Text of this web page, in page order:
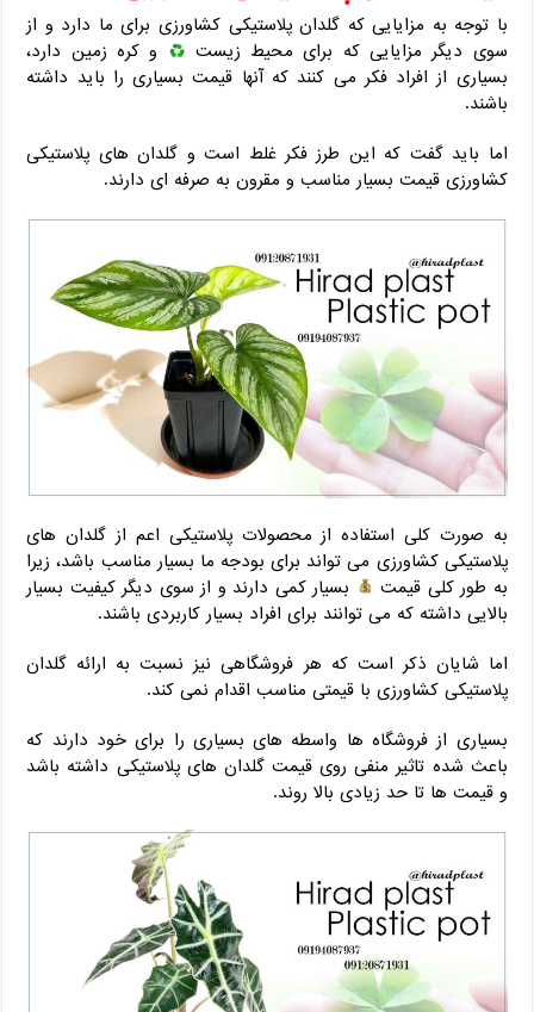
با توجه به مزایایی که گلدان پلاستیکی کشاورزی برای ما دارد و از
سوی دیگر مزایایی که برای محیط زیست
و کره زمین دارد،
بسیاری از افراد فکر می کنند که آنها قیمت بسیاری را باید داشته
باشند.
اما باید گفت که این طرز فکر غلط است و گلدان های پلاستیکی
کشاورزی قیمت بسیار مناسب و مقرون به صرفه ای دارند.
به صورت کلی استفاده از محصولات پلاستیکی اعم از گلدان های
پلاستیکی کشاورزی می تواند برای بودجه ما بسیار مناسب باشد، زیرا
به طور کلی قیمت
بسیار کمی دارند و از سوی دیگر کیفیت بسیار
بالایی داشته که می توانند برای افراد بسیار کاربردی باشند.
اما شایان ذکر است که هر فروشگاهی نیز نسبت به ارائه گلدان
پلاستیکی کشاورزی با قیمتی مناسب اقدام نمی کند.
بسیاری از فروشگاه ها واسطه های بسیاری را برای خود دارند که
باعث شده تاثیر منفی روی قیمت گلدان های پلاستیکی داشته باشد
و قیمت ها تا حد زیادی بالا روند.